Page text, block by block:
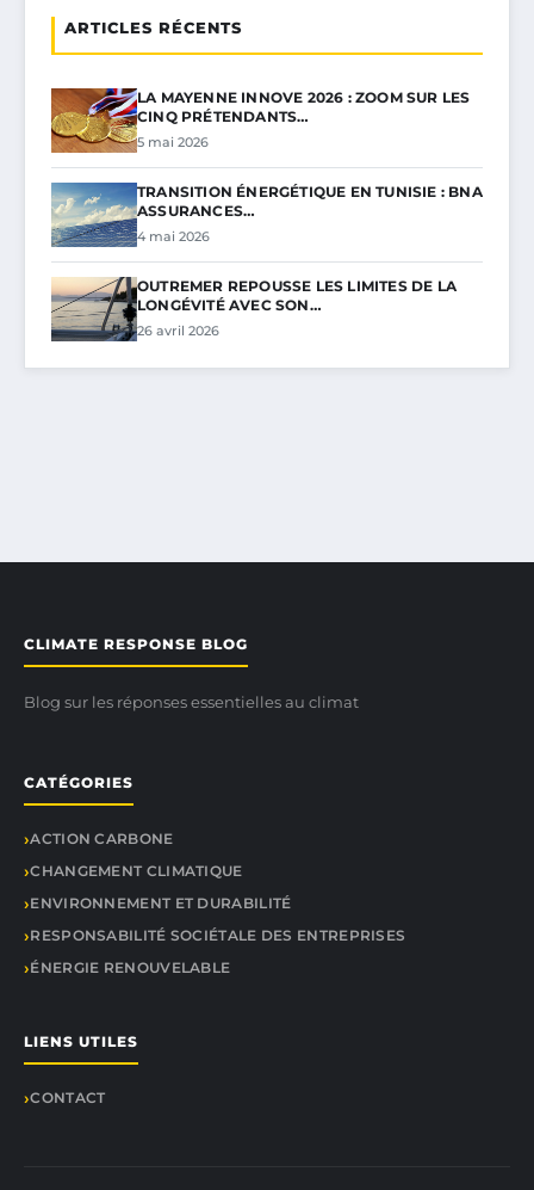
ARTICLES RÉCENTS
LA MAYENNE INNOVE 2026 : ZOOM SUR LES
CINQ PRÉTENDANTS…
5 mai 2026
TRANSITION ÉNERGÉTIQUE EN TUNISIE : BNA
ASSURANCES…
4 mai 2026
OUTREMER REPOUSSE LES LIMITES DE LA
LONGÉVITÉ AVEC SON…
26 avril 2026
CLIMATE RESPONSE BLOG
Blog sur les réponses essentielles au climat
CATÉGORIES
ACTION CARBONE
CHANGEMENT CLIMATIQUE
ENVIRONNEMENT ET DURABILITÉ
RESPONSABILITÉ SOCIÉTALE DES ENTREPRISES
ÉNERGIE RENOUVELABLE
LIENS UTILES
CONTACT